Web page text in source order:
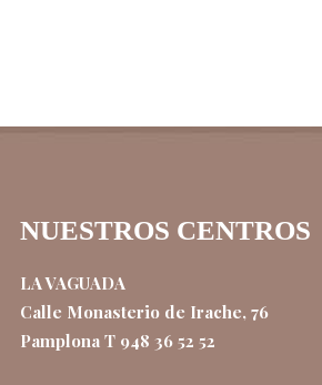
NUESTROS CENTROS
LA VAGUADA
Calle Monasterio de Irache, 76
Pamplona T 948 36 52 52